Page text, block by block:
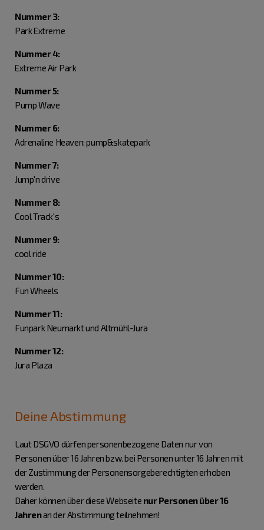
Nummer 3:
Park Extreme
Nummer 4:
Extreme Air Park
Nummer 5:
Pump Wave
Nummer 6:
Adrenaline Heaven: pump&skatepark
Nummer 7:
Jump'n drive
Nummer 8:
Cool Track's
Nummer 9:
cool ride
Nummer 10:
Fun Wheels
Nummer 11:
Funpark Neumarkt und Altmühl-Jura
Nummer 12:
Jura Plaza
Deine Abstimmung
Laut DSGVO dürfen personenbezogene Daten nur von
Personen über 16 Jahren bzw. bei Personen unter 16 Jahren mit
der Zustimmung der Personensorgeberechtigten erhoben
werden.
Daher können über diese Webseite nur Personen über 16
Jahrenan der Abstimmung teilnehmen!